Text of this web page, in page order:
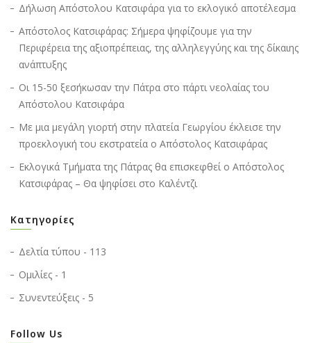
Δήλωση Απόστολου Κατσιφάρα για το εκλογικό αποτέλεσμα
Απόστολος Κατσιφάρας: Σήμερα ψηφίζουμε για την
Περιφέρεια της αξιοπρέπειας, της αλληλεγγύης και της δίκαιης
ανάπτυξης
Οι 15-50 ξεσήκωσαν την Πάτρα στο πάρτι νεολαίας του
Απόστολου Κατσιφάρα
Με μια μεγάλη γιορτή στην πλατεία Γεωργίου έκλεισε την
προεκλογική του εκστρατεία ο Απόστολος Κατσιφάρας
Εκλογικά Τμήματα της Πάτρας θα επισκεφθεί ο Απόστολος
Κατσιφάρας – Θα ψηφίσει στο Καλέντζι
Κατηγορίες
Δελτία τύπου - 113
Ομιλίες - 1
Συνεντεύξεις - 5
Follow Us